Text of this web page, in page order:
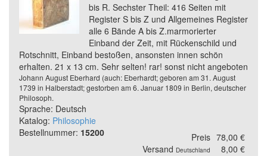
bis R. Sechster Theil: 416 Seiten mit
Register S bis Z und Allgemeines Register
alle 6 Bände A bis Z.marmorierter
Einband der Zeit, mit Rückenschild und
Rotschnitt, Einband bestoßen, ansonsten innen schön
erhalten. 21 x 13 cm. Sehr selten! rar! sonst nicht angeboten
Johann August Eberhard (auch: Eberhardt; geboren am 31. August
1739 in Halberstadt; gestorben am 6. Januar 1809 in Berlin, deutscher
Philosoph.
Sprache: Deutsch
Katalog: Philosophie
Bestellnummer: 15200 Preis 78,00 €
Versand Deutschland
8,00 €